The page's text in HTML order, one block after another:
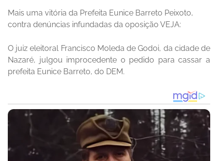
Mais uma vitória da Prefeita Eunice Barreto Peixoto,
contra denúncias infundadas da oposição VEJA:
O juiz eleitoral Francisco Moleda de Godoi, da cidade de
Nazaré, julgou improcedente o pedido para cassar a
prefeita Eunice Barreto, do DEM.